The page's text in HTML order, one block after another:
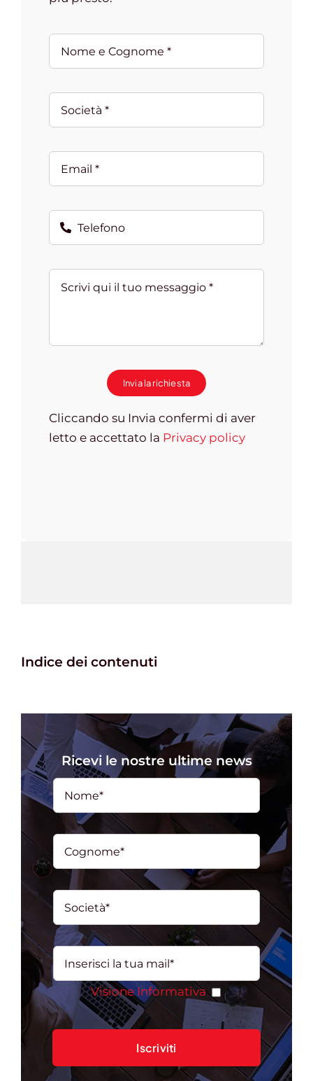
Invia la richiesta
Cliccando su Invia confermi di aver
letto e accettato la Privacy policy
Indice dei contenuti
Ricevi le nostre ultime news
Visione Informativa